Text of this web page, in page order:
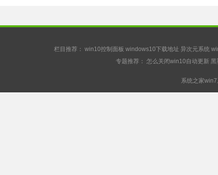
栏目推荐： win10控制面板 windows10下载地址 异次元系统
专题推荐：怎么关闭win10自动更新 黑
系统之家